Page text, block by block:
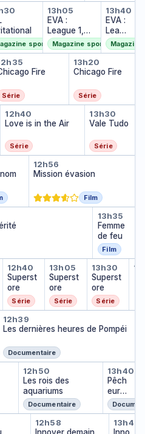
Invitational
sportif
EVA : League
13h05
EVA :
League 1,
Winter Split
Magazine sportif
EVA
13h40
EVA :
Leagu
e 1,
Winte
Department
Fire
Fire
Série
Chicago
13h20
Chicago Fire
Série
Love is in the Air
12h40
Love is in the Air
Série
Vale
13h30
Vale Tudo
Série
: Au nom du roi
Mission évasion
12h56
Mission évasion
Film
vérité
13h35
Femme
de feu
Film
Superstore
12h40
Superst
ore
Série
Superstore
13h05
Superst
ore
Série
13h30
Superst
ore
Série
Les dernières
12h39
Les dernières heures de Pompéi
Documentaire
aquariums
Les rois des
12h50
Les rois des
aquariums
Documentaire
13h40
Pêch
eur
de
légen
de
du système
solaire
du système
Innover demain
12h58
13h45